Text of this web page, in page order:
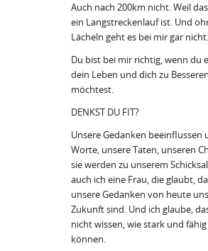
Auch nach 200km nicht. Weil
ein Langstreckenlauf ist. Und
Lächeln geht es bei mir gar nicht.
Du bist bei mir richtig, wenn du
dein Leben und dich zu
möchtest.
DENKST DU FIT?
Unsere Gedanken beeinflussen
Worte, unsere Taten, unseren
sie werden zu unserem
auch ich eine Frau, die glaubt,
unsere Gedanken von heute
Zukunft sind. Und ich glaube,
nicht wissen, wie stark und fähig
können.